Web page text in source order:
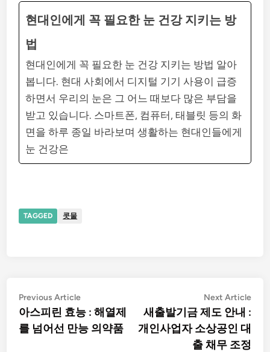
현대인에게 꼭 필요한 눈 건강 지키는 방
법
현대인에게 꼭 필요한 눈 건강 지키는 방법 알아
봅니다. 현대 사회에서 디지털 기기 사용이 급증
하면서 우리의 눈은 그 어느 때보다 많은 부담을
받고 있습니다. 스마트폰, 컴퓨터, 태블릿 등의 화
면을 하루 종일 바라보며 생활하는 현대인들에게
눈 건강은
TAGGED 콧물
글
탐
Previous ArticlePrevious
article:
아스피린 효능 : 해열제
를 넘어선 만능 의약품
Next Article
새출발기금 제도 안내 :
개인사업자 소상공인 대
출 채무 조정